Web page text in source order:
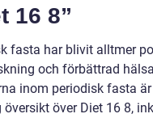
16 8”
fasta har blivit alltmer
och förbättrad
inom periodisk fasta
översikt över Diet 16 8,